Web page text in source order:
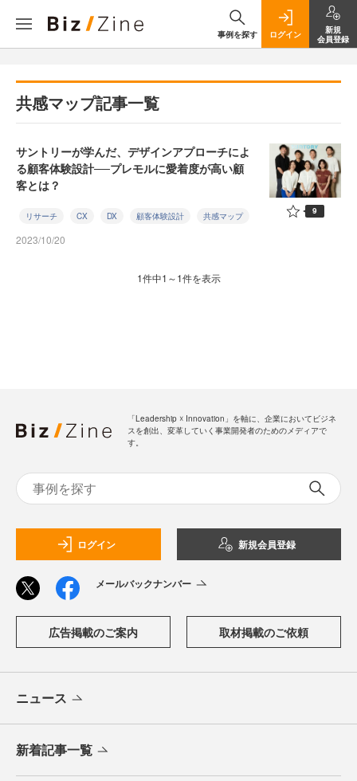
事例を探す ログイン
新規
会員登録
共感マップ記事一覧
サントリーが学んだ、デザインアプローチによ
る顧客体験設計──プレモルに愛着度が高い顧
客とは？
リサーチ CX DX 顧客体験設計 共感マップ
2023/10/20
9
1件中1～1件を表示
「Leadership ☓ Innovation」を軸に、企業においてビジネ
スを創出、変革していく事業開発者のためのメディアで
す。
ログイン 新規会員登録
メールバックナンバー
広告掲載のご案内 取材掲載のご依頼
ニュース
新着記事一覧